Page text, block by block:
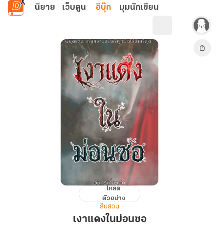
ข้ามไปยังเนื้อหาหลัก
นิยาย เว็บตูน อีบุ๊ก มุมนักเขียน
โหลด
ตัวอย่าง
สืบสวน
เงาแดงในม่อนซอ